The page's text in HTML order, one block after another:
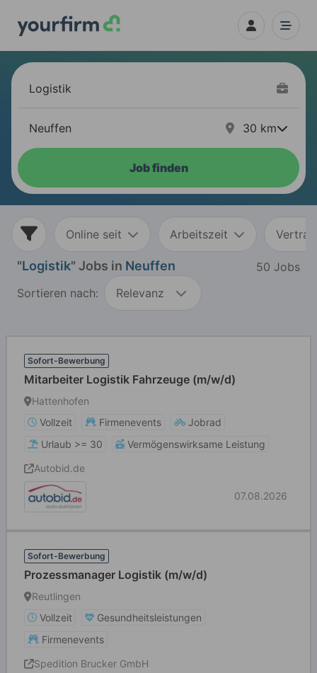
30 km
Job finden
Online seit Arbeitszeit
"Logistik" Jobs in Neuffen
50 Jobs
Sortieren nach:
Relevanz
Sofort-Bewerbung
Mitarbeiter Logistik Fahrzeuge (m/w/d)
Hattenhofen
Vollzeit
Firmenevents
Jobrad
Urlaub >= 30
Vermögenswirksame Leistung
Autobid.de
07.08.2026
Sofort-Bewerbung
Prozessmanager Logistik (m/w/d)
Reutlingen
Vollzeit
Gesundheitsleistungen
Firmenevents
Spedition Brucker GmbH